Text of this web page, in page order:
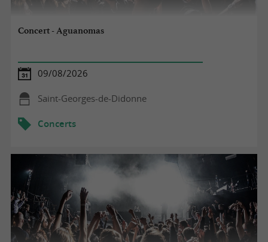
Concert - Aguanomas
09/08/2026
Saint-Georges-de-Didonne
Concerts